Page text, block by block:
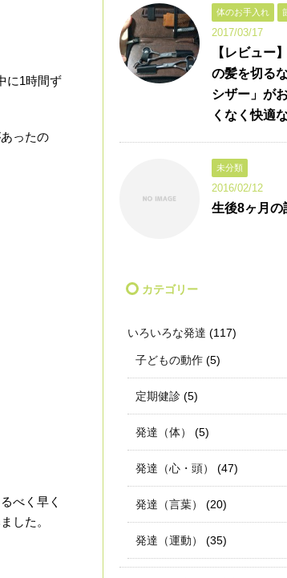
に1時間ず
ったの
べく早く
した。
体のお手入れ
2017/03/17
【レビュー
の髪を切る
シザー」が
くなく快適
未分類
2016/02/12
生後8ヶ月の
カテゴリー
いろいろな発達 (117)
子どもの動作 (5)
定期健診 (5)
発達（体） (5)
発達（心・頭） (47)
発達（言葉） (20)
発達（運動） (35)